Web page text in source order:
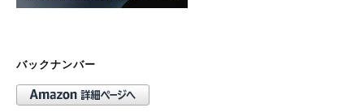
バックナンバー